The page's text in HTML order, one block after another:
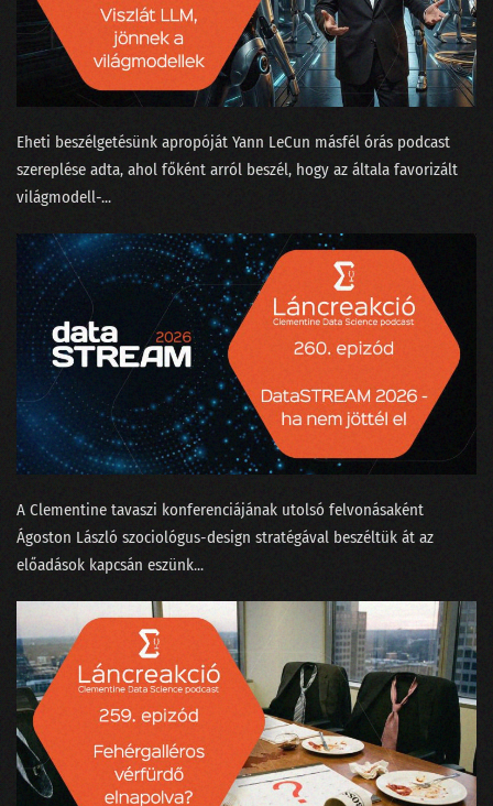
177 - Ki tanította a ChatGPT-t beszélgetni?
176 - Van-e kilincs a Komplex Rendszerek Tanszékén?
172 - Benzinvér és villanyroller
171 - Karrierváltás a növényi tej hiánya miatt?
169 - Az önprogramozó coder-segéd és a technobióták
168 - Agyunkra megy a Neuralink
167 - Rossz-e a világ legjobb AI jogszabálya?
166 - Egri Botond, a logónyomozó
165 - Beszántja-e az MI az adattudományt?
164 - Apple AI vagy mindmeghalunk?
163 - A fogalmatlan maharadzsa és a Manhattan terv
162 - Megtalálta-e Gyula az adatbázisok lelkét?
161 - Google, OpenAI vagy a matektanár Taylor Swift
160 - Vesszünk össze a ChatGPT-n!
Eheti beszélgetésünk apropóját ⁠Yann LeCun⁠ másfél órás ⁠podcast
szereplése⁠ adta, ahol főként arról beszél, hogy az általa favorizált
világmodell-...
A Clementine tavaszi konferenciájának utolsó felvonásaként
⁠Ágoston László⁠ szociológus-design stratégával beszéltük át az
előadások kapcsán eszünk...